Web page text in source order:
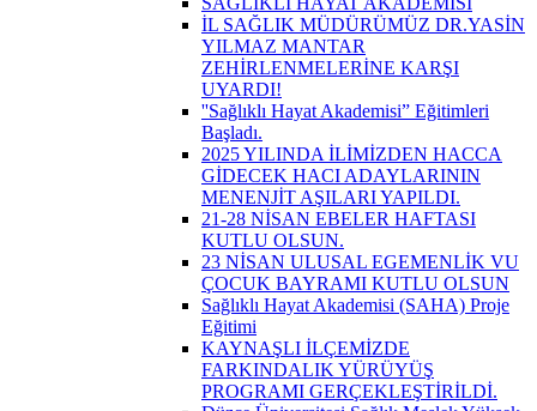
İL SAĞLIK MÜDÜRÜMÜZ DR.YASİN
YILMAZ MANTAR
ZEHİRLENMELERİNE KARŞI
UYARDI!
''Sağlıklı Hayat Akademisi” Eğitimleri
Başladı.
2025 YILINDA İLİMİZDEN HACCA
GİDECEK HACI ADAYLARININ
MENENJİT AŞILARI YAPILDI.
21-28 NİSAN EBELER HAFTASI
KUTLU OLSUN.
23 NİSAN ULUSAL EGEMENLİK VU
ÇOCUK BAYRAMI KUTLU OLSUN
Sağlıklı Hayat Akademisi (SAHA) Proje
Eğitimi
KAYNAŞLI İLÇEMİZDE
FARKINDALIK YÜRÜYÜŞ
PROGRAMI GERÇEKLEŞTİRİLDİ.